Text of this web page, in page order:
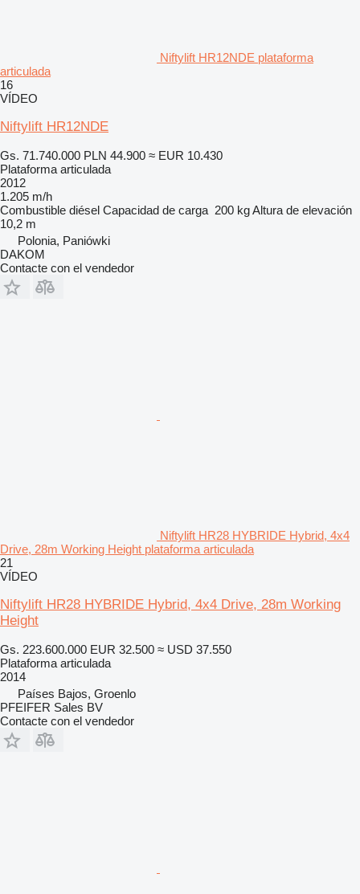
Niftylift HR12NDE plataforma
articulada
16
VÍDEO
Niftylift HR12NDE
Gs. 71.740.000 PLN 44.900 ≈ EUR 10.430
Plataforma articulada
2012
1.205 m/h
Combustible diésel Capacidad de carga 200 kgAltura de elevación
10,2 m
Polonia, Paniówki
DAKOM
Contacte con el vendedor
Niftylift HR28 HYBRIDE Hybrid, 4x4
Drive, 28m Working Height plataforma articulada
21
VÍDEO
Niftylift HR28 HYBRIDE Hybrid, 4x4 Drive, 28m Working
Height
Gs. 223.600.000 EUR 32.500 ≈ USD 37.550
Plataforma articulada
2014
Países Bajos, Groenlo
PFEIFER Sales BV
Contacte con el vendedor